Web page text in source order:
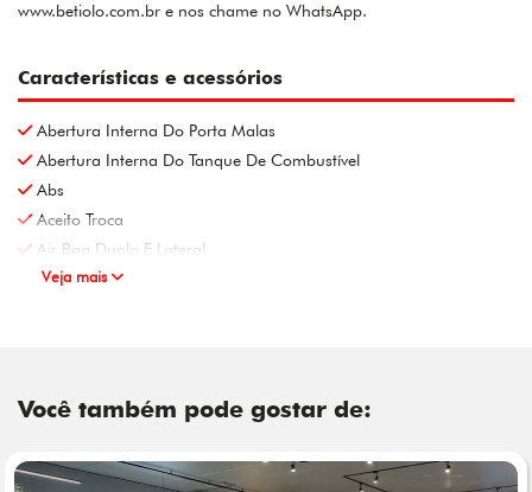
www.betiolo.com.br e nos chame no WhatsApp.
Características e acessórios
Abertura Interna Do Porta Malas
Abertura Interna Do Tanque De Combustível
Abs
Aceito Troca
Air Bag Duplo E Lateral
Veja mais
Você também pode gostar de: